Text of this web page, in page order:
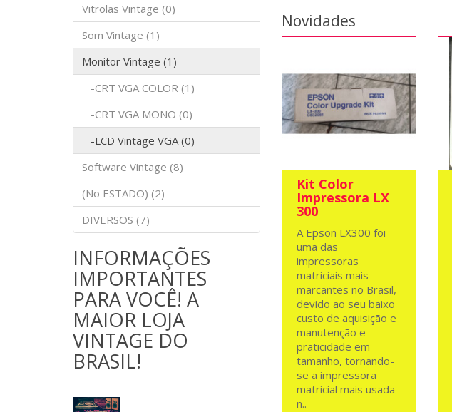
Vitrolas Vintage (0)
Som Vintage (1)
Monitor Vintage (1)
-CRT VGA COLOR (1)
-CRT VGA MONO (0)
-LCD Vintage VGA (0)
Software Vintage (8)
(No ESTADO) (2)
DIVERSOS (7)
INFORMAÇÕES
IMPORTANTES
PARA VOCÊ! A
MAIOR LOJA
VINTAGE DO
BRASIL!
Novidades
Kit Color
Impressora LX
300
A Epson LX300 foi
uma das
impressoras
matriciais mais
marcantes no Brasil,
devido ao seu baixo
custo de aquisição e
manutenção e
praticidade em
tamanho, tornando-
se a impressora
matricial mais usada
n..